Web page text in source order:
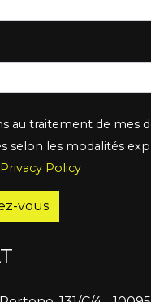
au traitement de mes
selon les modalités
Privacy Policy
vous